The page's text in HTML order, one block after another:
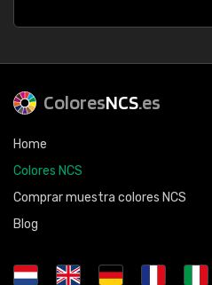
ColoresNCS.es
Home
Colores NCS
Comprar muestra colores NCS
Blog